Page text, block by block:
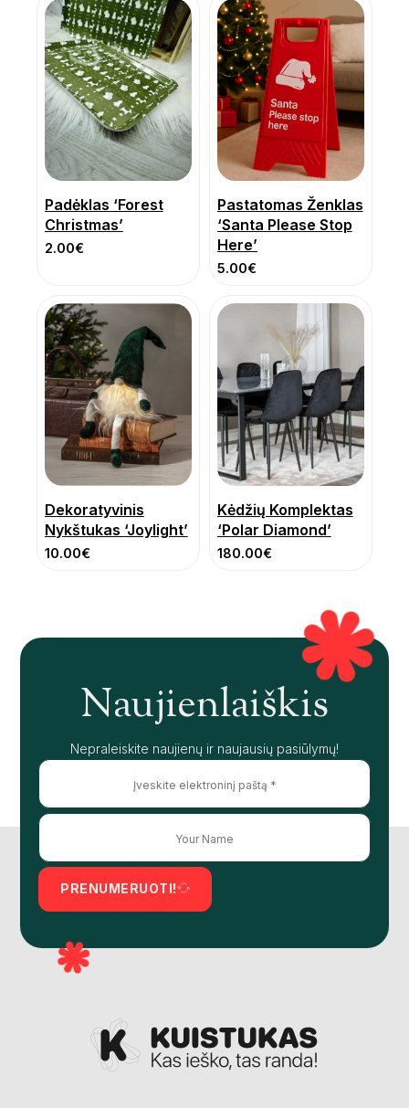
Padėklas ‘Forest
Christmas’
2.00€
Pastatomas Ženklas
‘Santa Please Stop
Here’
5.00€
Dekoratyvinis
Nykštukas ‘Joylight’
10.00€
Kėdžių Komplektas
‘Polar Diamond’
180.00€
Naujienlaiškis
Nepraleiskite naujienų ir naujausių pasiūlymų!
PRENUMERUOTI!